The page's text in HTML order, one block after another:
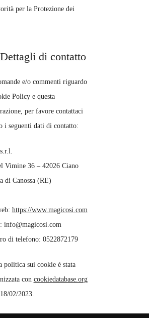
per la Protezione dei
di contatto
e/o commenti riguardo
Policy e questa
per favore contattaci
i seguenti dati di contatto:
Vimine 36 – 42026 Ciano
di Canossa (RE)
https://www.magicosi.com
info@magicosi.com
di telefono: 0522872179
politica sui cookie è stata
con cookiedatabase.org
02/2023.